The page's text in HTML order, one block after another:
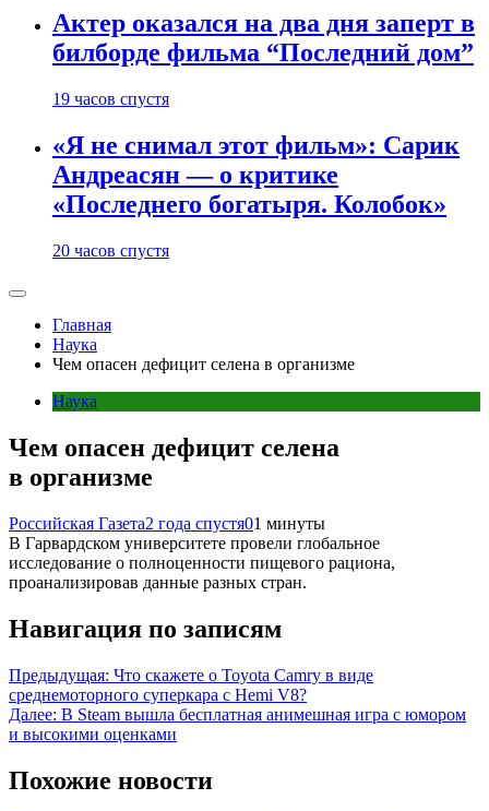
Актер оказался на два дня заперт в
билборде фильма “Последний дом”
19 часов спустя
«Я не снимал этот фильм»: Сарик
Андреасян — о критике
«Последнего богатыря. Колобок»
20 часов спустя
Главная
Наука
Чем опасен дефицит селена в организме
Наука
Чем опасен дефицит селена
в организме
Российская Газета2 года спустя01 минуты
В Гарвардском университете провели глобальное
исследование о полноценности пищевого рациона,
проанализировав данные разных стран.
Навигация по записям
Предыдущая: Что скажете о Toyota Camry в виде
среднемоторного суперкара с Hemi V8?
Далее: В Steam вышла бесплатная анимешная игра с юмором
и высокими оценками
Похожие новости